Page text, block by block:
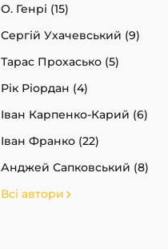
О. Генрі (15)
Сергій Ухачевський (9)
Тарас Прохасько (5)
Рік Ріордан (4)
Іван Карпенко-Карий (6)
Іван Франко (22)
Анджей Сапковський (8)
Всі автори